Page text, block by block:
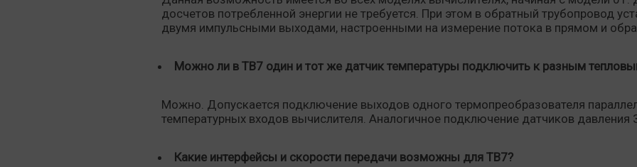
досчетов потребленной энергии не требуется. При этом в обратный трубопровод
двумя импульсными выходами, настроенными на измерение потока в прямом и
Можно ли в ТВ7 один и тот же датчик температуры подключить к разным
Можно. Допускается подключение выходов одного термопреобразователя
температурных входов вычислителя. Аналогичное подключение датчиков
Какие интерфейсы и скорости передачи возможны для ТВ7?